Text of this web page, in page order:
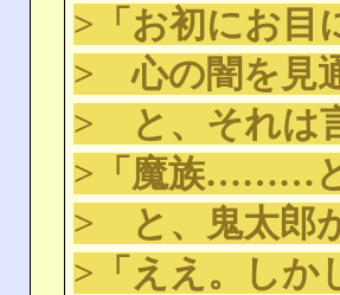
>「お初にお目
> 心の闇を見
> と、それは
>「魔族………と
> と、鬼太郎
>「ええ。し